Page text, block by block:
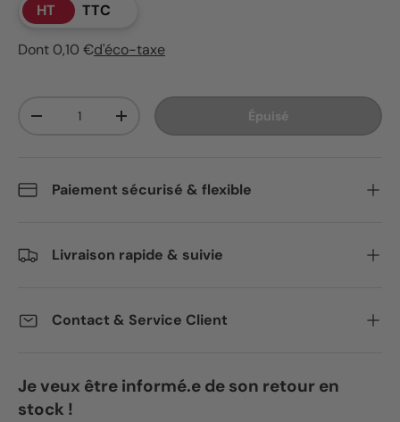
HT TTC
Dont 0,10 €d'éco-taxe
Diminuer la quantitéAugmenter la quantitéÉpuisé
Paiement sécurisé & flexible
Livraison rapide & suivie
Contact & Service Client
Je veux être informé.e de son retour en
stock !